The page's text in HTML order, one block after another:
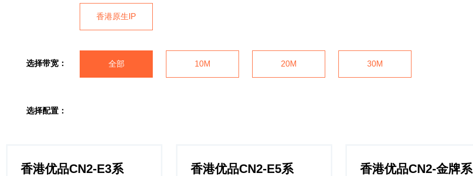
香港原生IP
选择带宽： 全部 10M 20M 30M
选择配置：
香港优品CN2-E3系
香港优品CN2-E5系
香港优品CN2-金牌系